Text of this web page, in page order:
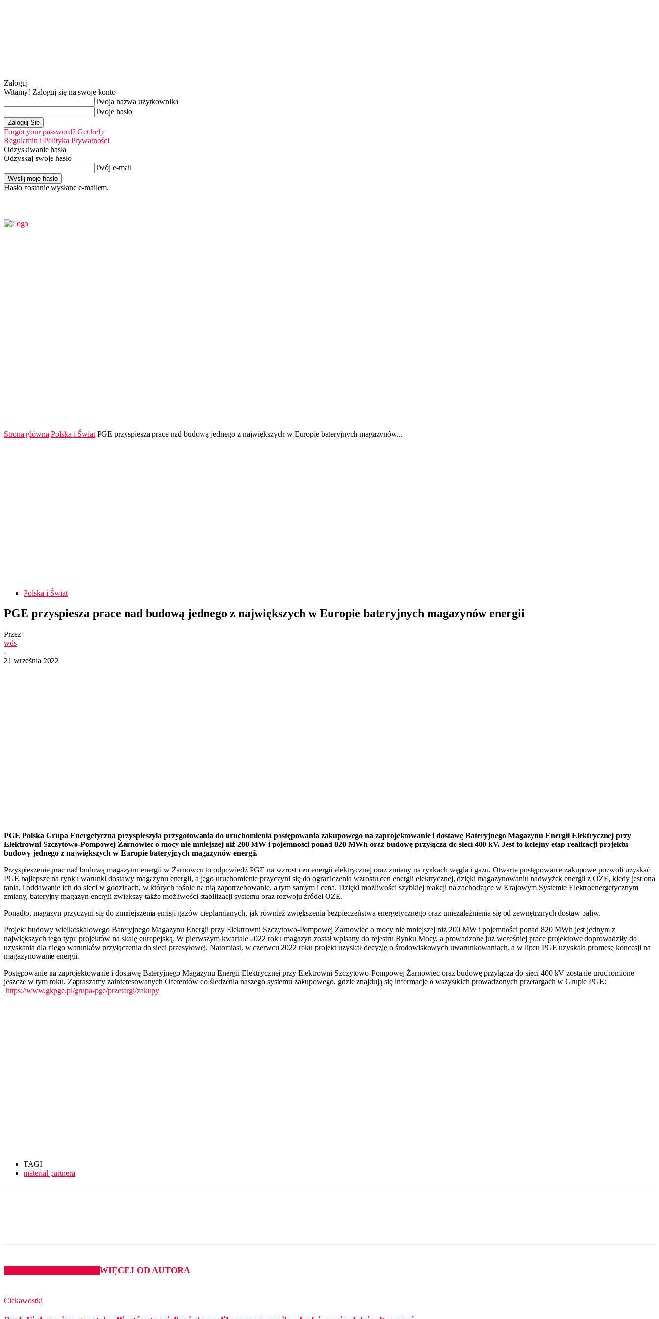
Zaloguj
Witamy! Zaloguj się na swoje konto
Twoja nazwa użytkownika
Twoje hasło
Forgot your password? Get help
Regulamin i Polityka Prywatności
Odzyskiwanie hasła
Odzyskaj swoje hasło
Twój e-mail
Hasło zostanie wysłane e-mailem.
Strona główna Polska i Świat PGE przyspiesza prace nad budową jednego z największych w Europie bateryjnych magazynów...
Polska i Świat
PGE przyspiesza prace nad budową jednego z największych w Europie bateryjnych magazynów energii
Przez
wds
-
21 września 2022
PGE Polska Grupa Energetyczna przyspieszyła przygotowania do uruchomienia postępowania zakupowego na zaprojektowanie i dostawę Bateryjnego Magazynu Energii Elektrycznej przy
Elektrowni Szczytowo-Pompowej Żarnowiec o mocy nie mniejszej niż 200 MW i pojemności ponad 820 MWh oraz budowę przyłącza do sieci 400 kV. Jest to kolejny etap realizacji projektu
budowy jednego z największych w Europie bateryjnych magazynów energii.
Przyspieszenie prac nad budową magazynu energii w Żarnowcu to odpowiedź PGE na wzrost cen energii elektrycznej oraz zmiany na rynkach węgla i gazu. Otwarte postępowanie zakupowe pozwoli uzyskać
PGE najlepsze na rynku warunki dostawy magazynu energii, a jego uruchomienie przyczyni się do ograniczenia wzrostu cen energii elektrycznej, dzięki magazynowaniu nadwyżek energii z OZE, kiedy jest ona
tania, i oddawanie ich do sieci w godzinach, w których rośnie na nią zapotrzebowanie, a tym samym i cena. Dzięki możliwości szybkiej reakcji na zachodzące w Krajowym Systemie Elektroenergetycznym
zmiany, bateryjny magazyn energii zwiększy także możliwości stabilizacji systemu oraz rozwoju źródeł OZE.
Ponadto, magazyn przyczyni się do zmniejszenia emisji gazów cieplarnianych, jak również zwiększenia bezpieczeństwa energetycznego oraz uniezależnienia się od zewnętrznych dostaw paliw.
Projekt budowy wielkoskalowego Bateryjnego Magazynu Energii przy Elektrowni Szczytowo-Pompowej Żarnowiec o mocy nie mniejszej niż 200 MW i pojemności ponad 820 MWh jest jednym z
największych tego typu projektów na skalę europejską. W pierwszym kwartale 2022 roku magazyn został wpisany do rejestru Rynku Mocy, a prowadzone już wcześniej prace projektowe doprowadziły do
uzyskania dla niego warunków przyłączenia do sieci przesyłowej. Natomiast, w czerwcu 2022 roku projekt uzyskał decyzję o środowiskowych uwarunkowaniach, a w lipcu PGE uzyskała promesę koncesji na
magazynowanie energii.
Postępowanie na zaprojektowanie i dostawę Bateryjnego Magazynu Energii Elektrycznej przy Elektrowni Szczytowo-Pompowej Żarnowiec oraz budowę przyłącza do sieci 400 kV zostanie uruchomione
jeszcze w tym roku. Zapraszamy zainteresowanych Oferentów do śledzenia naszego systemu zakupowego, gdzie znajdują się informacje o wszystkich prowadzonych przetargach w Grupie PGE:
https://www.gkpge.pl/grupa-pge/przetargi/zakupy
TAGI
materiał partnera
WIĘCEJ OD AUTORA
Ciekawostki